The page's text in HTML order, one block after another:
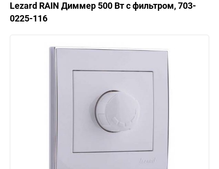
Lezard RAIN Диммер 500 Вт с фильтром, 703-
0225-116